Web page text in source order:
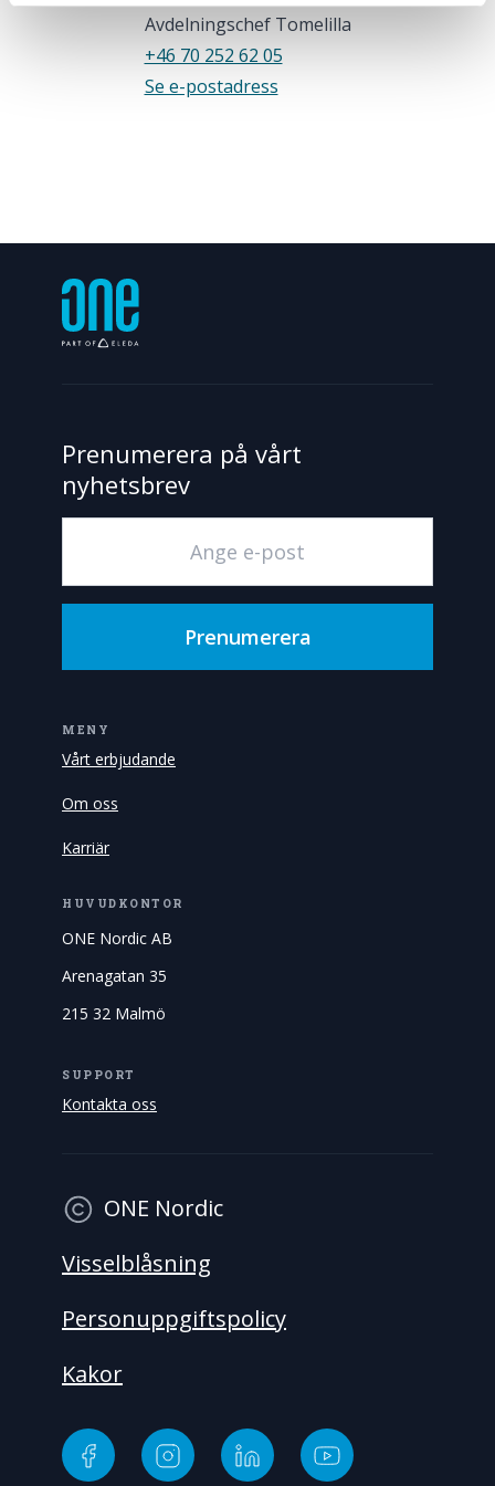
Avdelningschef Tomelilla
+46 70 252 62 05
Se e-postadress
Prenumerera på vårt
nyhetsbrev
Prenumerera
MENY
Vårt erbjudande
Om oss
Karriär
HUVUDKONTOR
ONE Nordic AB
Arenagatan 35
215 32 Malmö
SUPPORT
Kontakta oss
ONE Nordic
Visselblåsning
Personuppgiftspolicy
Kakor